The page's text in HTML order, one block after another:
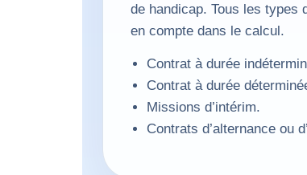
de handicap. Tous les types
en compte dans le calcul.
Contrat à durée
Contrat à durée
Missions d’intérim.
Contrats d’alternance ou